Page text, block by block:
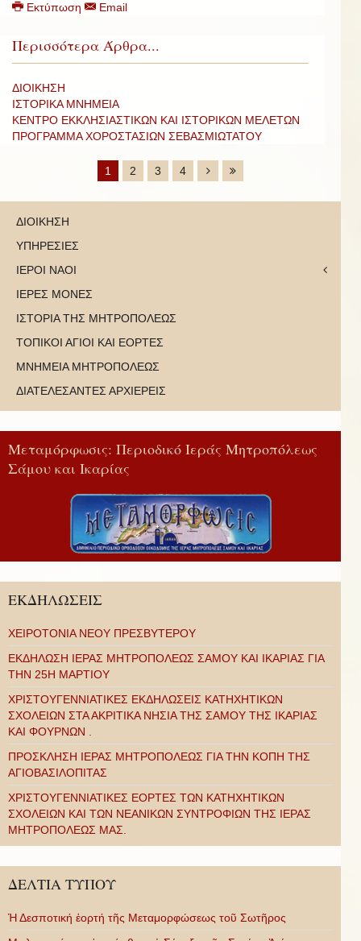
Εκτύπωση Email
Περισσότερα Άρθρα...
ΔΙΟΙΚΗΣΗ
ΙΣΤΟΡΙΚΑ ΜΝΗΜΕΙΑ
ΚΕΝΤΡΟ ΕΚΚΛΗΣΙΑΣΤΙΚΩΝ ΚΑΙ ΙΣΤΟΡΙΚΩΝ ΜΕΛΕΤΩΝ
ΠΡΟΓΡΑΜΜΑ ΧΟΡΟΣΤΑΣΙΩΝ ΣΕΒΑΣΜΙΩΤΑΤΟΥ
1 2 3 4
ΔΙΟΙΚΗΣΗ
ΥΠΗΡΕΣΙΕΣ
ΙΕΡΟΙ ΝΑΟΙ
ΙΕΡΕΣ ΜΟΝΕΣ
ΙΣΤΟΡΙΑ ΤΗΣ ΜΗΤΡΟΠΟΛΕΩΣ
ΤΟΠΙΚΟΙ ΑΓΙΟΙ ΚΑΙ ΕΟΡΤΕΣ
ΜΝΗΜΕΙΑ ΜΗΤΡΟΠΟΛΕΩΣ
ΔΙΑΤΕΛΕΣΑΝΤΕΣ ΑΡΧΙΕΡΕΙΣ
Μεταμόρφωσις: Περιοδικό Ιεράς Μητροπόλεως
Σάμου και Ικαρίας
ΕΚΔΗΛΩΣΕΙΣ
ΧΕΙΡΟΤΟΝΙΑ ΝΕΟΥ ΠΡΕΣΒΥΤΕΡΟΥ
ΕΚΔΗΛΩΣΗ ΙΕΡΑΣ ΜΗΤΡΟΠΟΛΕΩΣ ΣΑΜΟΥ ΚΑΙ ΙΚΑΡΙΑΣ ΓΙΑ
ΤΗΝ 25Η ΜΑΡΤΙΟΥ
ΧΡΙΣΤΟΥΓΕΝΝΙΑΤΙΚΕΣ ΕΚΔΗΛΩΣΕΙΣ ΚΑΤΗΧΗΤΙΚΩΝ
ΣΧΟΛΕΙΩΝ ΣΤΑ ΑΚΡΙΤΙΚΑ ΝΗΣΙΑ ΤΗΣ ΣΑΜΟΥ ΤΗΣ ΙΚΑΡΙΑΣ
ΚΑΙ ΦΟΥΡΝΩΝ .
ΠΡΟΣΚΛΗΣΗ ΙΕΡΑΣ ΜΗΤΡΟΠΟΛΕΩΣ ΓΙΑ ΤΗΝ ΚΟΠΗ ΤΗΣ
ΑΓΙΟΒΑΣΙΛΟΠΙΤΑΣ
ΧΡΙΣΤΟΥΓΕΝΝΙΑΤΙΚΕΣ ΕΟΡΤΕΣ ΤΩΝ ΚΑΤΗΧΗΤΙΚΩΝ
ΣΧΟΛΕΙΩΝ ΚΑΙ ΤΩΝ ΝΕΑΝΙΚΩΝ ΣΥΝΤΡΟΦΙΩΝ ΤΗΣ ΙΕΡΑΣ
ΜΗΤΡΟΠΟΛΕΩΣ ΜΑΣ.
ΔΕΛΤΙΑ ΤΥΠΟΥ
Ἡ Δεσποτική ἑορτή τῆς Μεταμορφώσεως τοῦ Σωτῆρος